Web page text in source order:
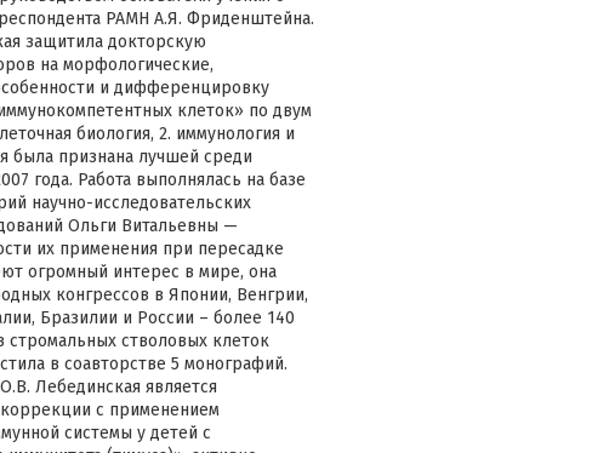
РАМН А.Я. Фриденштейна.
защитила докторскую
на морфологические,
и дифференцировку
клеток» по двум
биология, 2. иммунология и
была признана лучшей среди
года. Работа выполнялась на базе
научно-исследовательских
Ольги Витальевны —
их применения при пересадке
огромный интерес в мире, она
конгрессов в Японии, Венгрии,
Бразилии и России – более 140
стромальных стволовых клеток
в соавторстве 5 монографий.
Лебединская является
с применением
системы у детей с